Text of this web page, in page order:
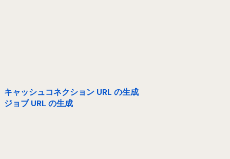
キャッシュコネクション URL の生成
ジョブ URL の生成